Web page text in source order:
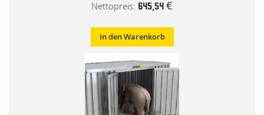
645,54 €
In den Warenkorb